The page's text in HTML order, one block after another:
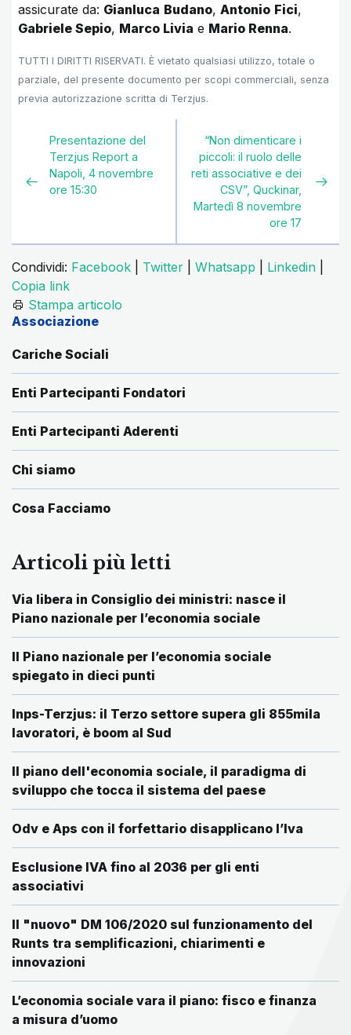
assicurate da: Gianluca Budano, Antonio Fici,
Gabriele Sepio, Marco Livia e Mario Renna.
TUTTI I DIRITTI RISERVATI. È vietato qualsiasi utilizzo, totale o
parziale, del presente documento per scopi commerciali, senza
previa autorizzazione scritta di Terzjus.
Presentazione del
Terzjus Report a
Napoli, 4 novembre
ore 15:30
“Non dimenticare i
piccoli: il ruolo delle
reti associative e dei
CSV”, Quckinar,
Martedì 8 novembre
ore 17
Condividi: Facebook Twitter Whatsapp Linkedin
Copia link
Stampa articolo
Associazione
Cariche Sociali
Enti Partecipanti Fondatori
Enti Partecipanti Aderenti
Chi siamo
Cosa Facciamo
Articoli più letti
Via libera in Consiglio dei ministri: nasce il
Piano nazionale per l’economia sociale
Il Piano nazionale per l’economia sociale
spiegato in dieci punti
Inps-Terzjus: il Terzo settore supera gli 855mila
lavoratori, è boom al Sud
Il piano dell'economia sociale, il paradigma di
sviluppo che tocca il sistema del paese
Odv e Aps con il forfettario disapplicano l’Iva
Esclusione IVA fino al 2036 per gli enti
associativi
Il "nuovo" DM 106/2020 sul funzionamento del
Runts tra semplificazioni, chiarimenti e
innovazioni
L’economia sociale vara il piano: fisco e finanza
a misura d’uomo